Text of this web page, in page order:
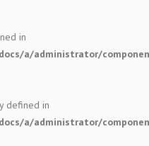
in
a/administrator/
defined in
a/administrator/